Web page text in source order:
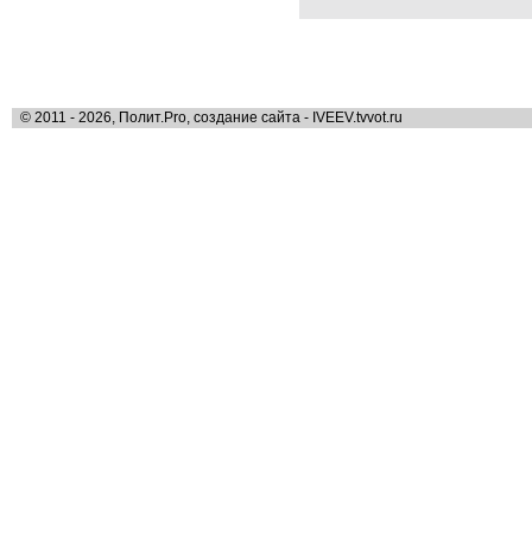
© 2011 - 2026, Полит.Pro, создание сайта - IVEEV.tvvot.ru